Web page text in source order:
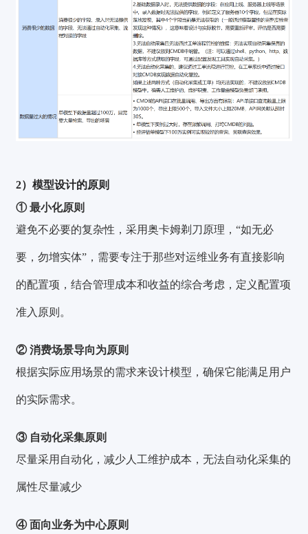
2）模型设计的原则
① 最小化原则
避免不必要的复杂性，采用奥卡姆剃刀原理，“如无必
要，勿增实体”，需要专注于那些对运维业务有直接影响
的配置项，结合管理成本和收益的综合考虑，定义配置项
准入原则。
②消费场景导向为原则
根据实际应用场景的需求来设计模型，确保它能满足用户
的实际需求。
③ 自动化采集原则
尽量采用自动化，减少人工维护成本，无法自动化采集的
属性尽量减少
④ 面向业务为中心原则